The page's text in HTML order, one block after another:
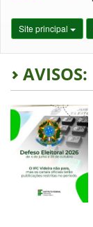
Site principal
AVISOS: